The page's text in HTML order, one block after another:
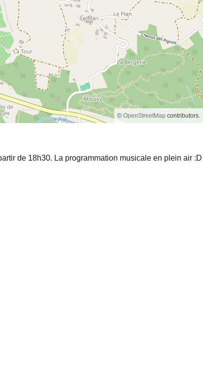
© OpenStreetMap contributors.
de 18h30. La programmation musicale en plein air :D